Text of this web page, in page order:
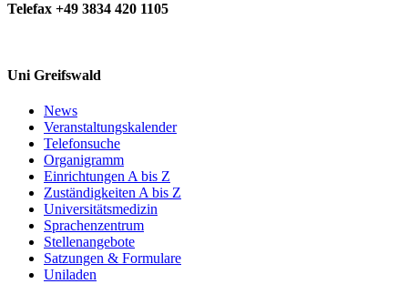
Telefax +49 3834 420 1105
Uni Greifswald
News
Veranstaltungskalender
Telefonsuche
Organigramm
Einrichtungen A bis Z
Zuständigkeiten A bis Z
Universitätsmedizin
Sprachenzentrum
Stellenangebote
Satzungen & Formulare
Uniladen